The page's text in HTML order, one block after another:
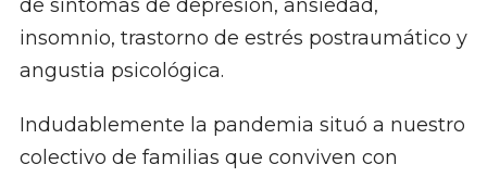
de síntomas de depresión, ansiedad,
insomnio, trastorno de estrés postraumático y
angustia psicológica.
Indudablemente la pandemia situó a nuestro
colectivo de familias que conviven con